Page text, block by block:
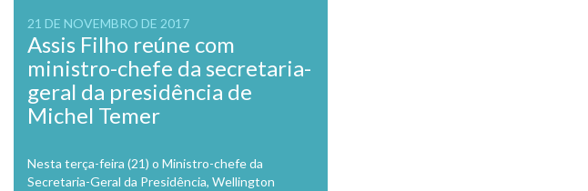
21 DE NOVEMBRO DE 2017
Assis Filho reúne com
ministro-chefe da secretaria-
geral da presidência de
Michel Temer
Nesta terça-feira (21) o Ministro-chefe da
Secretaria-Geral da Presidência, Wellington